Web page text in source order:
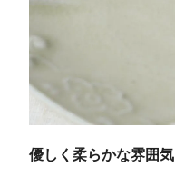
優しく柔らかな雰囲気